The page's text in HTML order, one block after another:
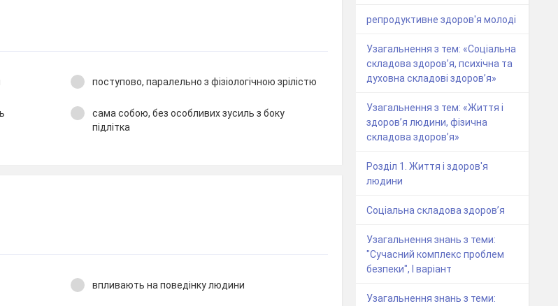
поступово, паралельно з фізіологічною зрілістю
сама собою, без особливих зусиль з боку
підлітка
впливають на поведінку людини
репродуктивне здоров'я молоді
Узагальнення з тем: «Соціальна
складова здоров’я, психічна та
духовна складові здоров’я»
Узагальнення з тем: «Життя і
здоров’я людини, фізична
складова здоров’я»
Розділ 1. Життя і здоров'я
людини
Соціальна складова здоров’я
Узагальнення знань з теми:
"Сучасний комплекс проблем
безпеки", І варіант
Узагальнення знань з теми: